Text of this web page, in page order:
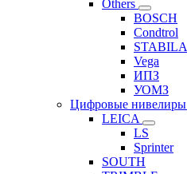
Others
BOSCH
Condtrol
STABILA
Vega
ИПЗ
УОМЗ
Цифровые нивелиры
LEICA
LS
Sprinter
SOUTH